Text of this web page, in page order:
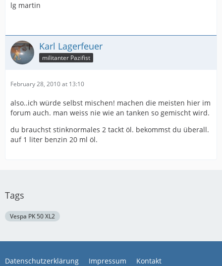
lg martin
Karl Lagerfeuer
militanter Pazifist
February 28, 2010 at 13:10
also..ich würde selbst mischen! machen die meisten hier im
forum auch. man weiss nie wie an tanken so gemischt wird.
du brauchst stinknormales 2 tackt öl. bekommst du überall.
auf 1 liter benzin 20 ml öl.
Tags
Vespa PK 50 XL2
Datenschutzerklärung Impressum Kontakt